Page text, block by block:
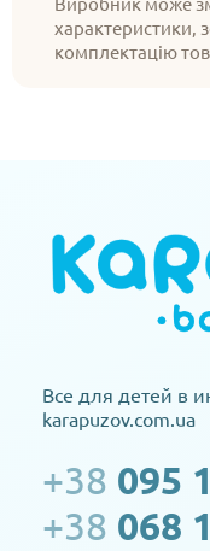
характеристики,
комплектацію
Все для детей в
karapuzov.com.ua
+38 095
+38 068